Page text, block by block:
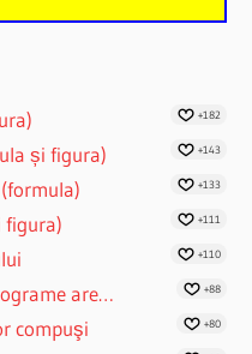
+182
și figura) +143
+133
figura) +111
+110
are… +88
compuşi +80